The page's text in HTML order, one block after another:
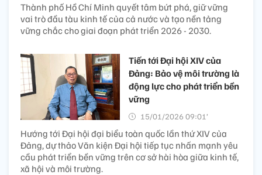
Thành phố Hồ Chí Minh quyết tâm bứt phá, giữ vững
vai trò đầu tàu kinh tế của cả nước và tạo nền tảng
vững chắc cho giai đoạn phát triển 2026 - 2030.
Tiến tới Đại hội XIV của
Đảng: Bảo vệ môi trường là
động lực cho phát triển bền
vững
15/01/2026 09:01’
Hướng tới Đại hội đại biểu toàn quốc lần thứ XIV của
Đảng, dự thảo Văn kiện Đại hội tiếp tục nhấn mạnh yêu
cầu phát triển bền vững trên cơ sở hài hòa giữa kinh tế,
xã hội và môi trường.